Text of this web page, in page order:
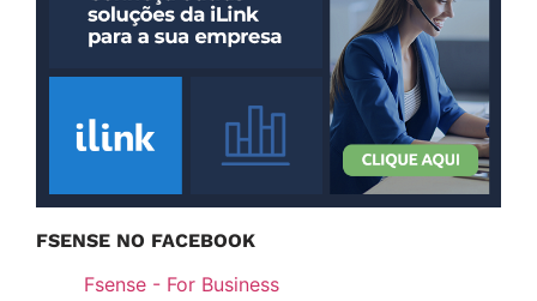
FSENSE NO FACEBOOK
Fsense - For Business